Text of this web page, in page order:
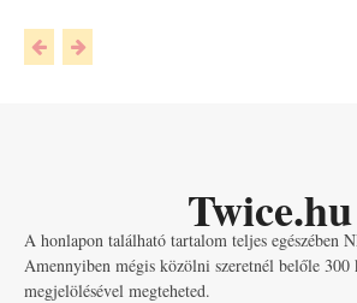
Twice.hu
A honlapon található tartalom teljes egészében
Amennyiben mégis közölni szeretnél belőle 300
megjelölésével megteheted.